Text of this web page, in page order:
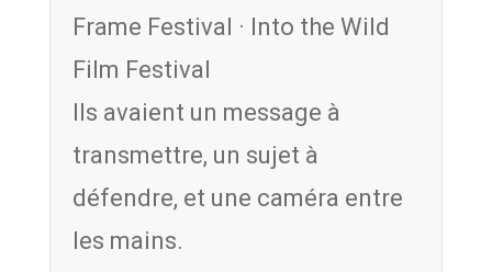
Frame Festival · Into the Wild
Film Festival
Ils avaient un message à
transmettre, un sujet à
défendre, et une caméra entre
les mains.